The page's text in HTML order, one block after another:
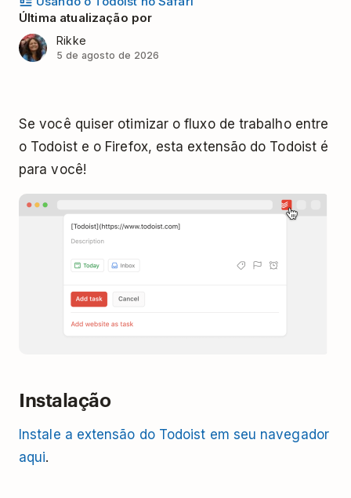
Última atualização por
Rikke
5 de agosto de 2026
Se você quiser otimizar o fluxo de trabalho entre
o Todoist e o Firefox, esta extensão do Todoist é
para você!
Instalação
Instale a extensão do Todoist em seu navegador
aqui.